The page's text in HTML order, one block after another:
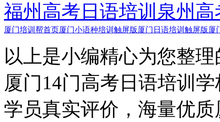
福州高考日语培训 泉州
厦门培训帮首页厦门小语种培训触屏版 厦门日语培训触屏版 厦
以上是小编精心为您整
厦门14门高考日语培训
学员真实评价，海量优